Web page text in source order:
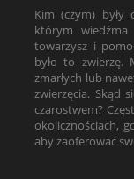
Kim (czym) były
którym wiedźma
towarzysz i
było to zwierzę.
zmarłych lub
zwierzęcia. Skąd
czarostwem?
okolicznościach,
aby zaoferować